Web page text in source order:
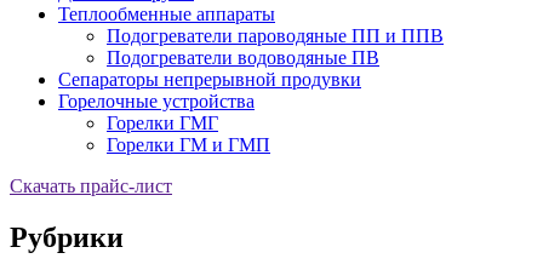
Теплообменные аппараты
Подогреватели пароводяные ПП и ППВ
Подогреватели водоводяные ПВ
Сепараторы непрерывной продувки
Горелочные устройства
Горелки ГМГ
Горелки ГМ и ГМП
Скачать прайс-лист
Рубрики